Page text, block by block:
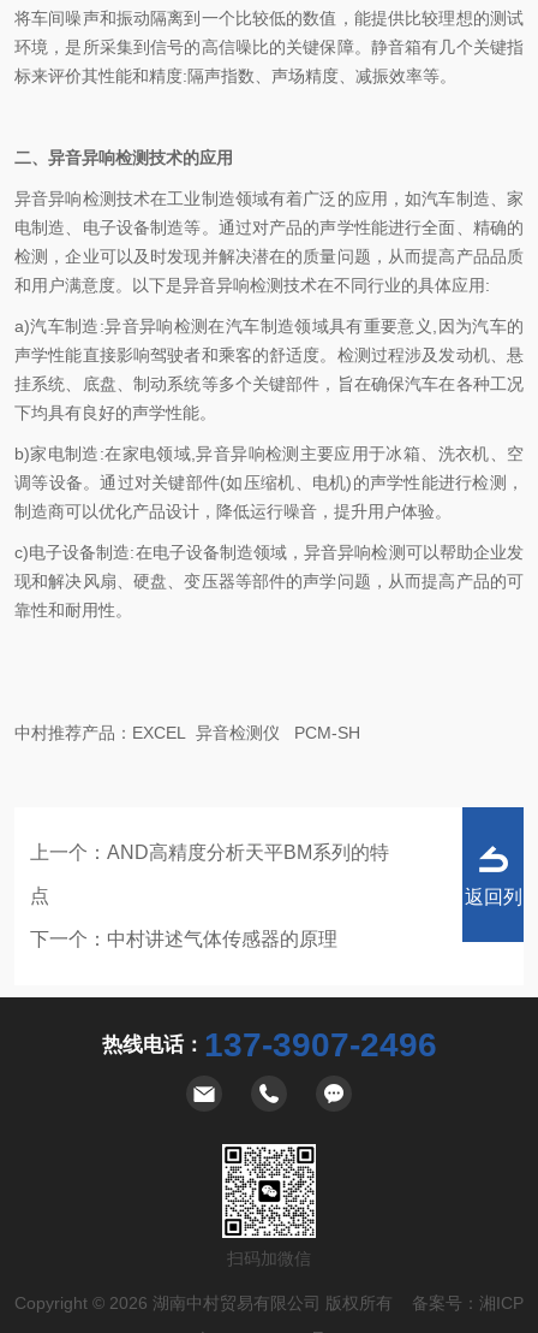
将车间噪声和振动隔离到一个比较低的数值，能提供比较理想的测试
环境，是所采集到信号的高信噪比的关键保障。静音箱有几个关键指
标来评价其性能和精度:隔声指数、声场精度、减振效率等。
二、异音异响检测技术的应用
异音异响检测技术在工业制造领域有着广泛的应用，如汽车制造、家
电制造、电子设备制造等。通过对产品的声学性能进行全面、精确的
检测，企业可以及时发现并解决潜在的质量问题，从而提高产品品质
和用户满意度。以下是异音异响检测技术在不同行业的具体应用:
a)汽车制造:异音异响检测在汽车制造领域具有重要意义,因为汽车的
声学性能直接影响驾驶者和乘客的舒适度。检测过程涉及发动机、悬
挂系统、底盘、制动系统等多个关键部件，旨在确保汽车在各种工况
下均具有良好的声学性能。
b)家电制造:在家电领域,异音异响检测主要应用于冰箱、洗衣机、空
调等设备。通过对关键部件(如压缩机、电机)的声学性能进行检测，
制造商可以优化产品设计，降低运行噪音，提升用户体验。
c)电子设备制造:在电子设备制造领域，异音异响检测可以帮助企业发
现和解决风扇、硬盘、变压器等部件的声学问题，从而提高产品的可
靠性和耐用性。
中村推荐产品：EXCEL 异音检测仪 PCM-SH
上一个： AND高精度分析天平BM系列的特
点
下一个： 中村讲述气体传感器的原理
返回列
热线电话： 137-3907-2496
扫码加微信
Copyright © 2026 湖南中村贸易有限公司 版权所有 备案号： 湘ICP